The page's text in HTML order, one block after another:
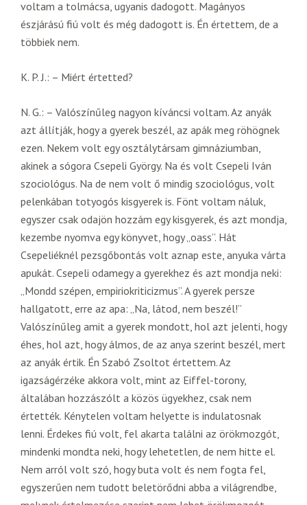
voltam a tolmácsa, ugyanis dadogott. Magányos
észjárású fiú volt és még dadogott is. Én értettem, de a
többiek nem.
K. P. J.: – Miért értetted?
N. G.: – Valószínűleg nagyon kíváncsi voltam. Az anyák
azt állítják, hogy a gyerek beszél, az apák meg röhögnek
ezen. Nekem volt egy osztálytársam gimnáziumban,
akinek a sógora Csepeli György. Na és volt Csepeli Iván
szociológus. Na de nem volt ő mindig szociológus, volt
pelenkában totyogós kisgyerek is. Fönt voltam náluk,
egyszer csak odajön hozzám egy kisgyerek, és azt mondja,
kezembe nyomva egy könyvet, hogy „oass”. Hát
Csepeliéknél pezsgőbontás volt aznap este, anyuka várta
apukát. Csepeli odamegy a gyerekhez és azt mondja neki:
„Mondd szépen, empiriokriticizmus”. A gyerek persze
hallgatott, erre az apa: „Na, látod, nem beszél!”
Valószínűleg amit a gyerek mondott, hol azt jelenti, hogy
éhes, hol azt, hogy álmos, de az anya szerint beszél, mert
az anyák értik. Én Szabó Zsoltot értettem. Az
igazságérzéke akkora volt, mint az Eiffel-torony,
általában hozzászólt a közös ügyekhez, csak nem
értették. Kénytelen voltam helyette is indulatosnak
lenni. Érdekes fiú volt, fel akarta találni az örökmozgót,
mindenki mondta neki, hogy lehetetlen, de nem hitte el.
Nem arról volt szó, hogy buta volt és nem fogta fel,
egyszerűen nem tudott beletörődni abba a világrendbe,